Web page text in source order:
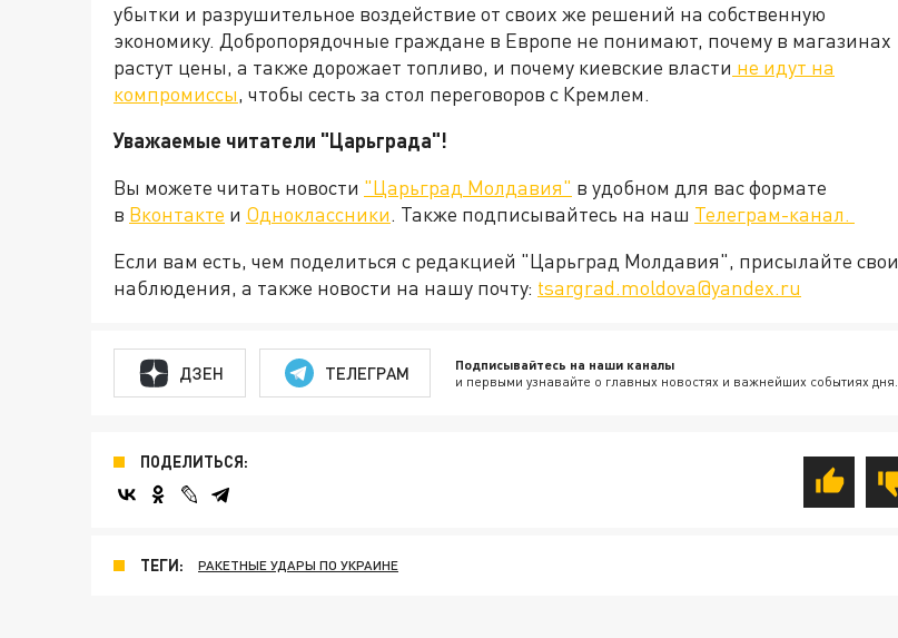
убытки и разрушительное воздействие от своих же решений на собственную
экономику. Добропорядочные граждане в Европе не понимают, почему в магазинах
растут цены, а также дорожает топливо, и почему киевские власти не идут на
компромиссы, чтобы сесть за стол переговоров с Кремлем.
Уважаемые читатели "Царьграда"!
Вы можете читать новости "Царьград Молдавия" в удобном для вас формате
в Вконтакте и Одноклассники. Также подписывайтесь на наш Телеграм-канал.
Если вам есть, чем поделиться с редакцией "Царьград Молдавия", присылайте свои
наблюдения, а также новости на нашу почту: tsargrad.moldova@yandex.ru
ДЗЕН ТЕЛЕГРАМ Подписывайтесь на наши каналы
и первыми узнавайте о главных новостях и важнейших событиях дня.
ПОДЕЛИТЬСЯ:
ТЕГИ: РАКЕТНЫЕ УДАРЫ ПО УКРАИНЕ